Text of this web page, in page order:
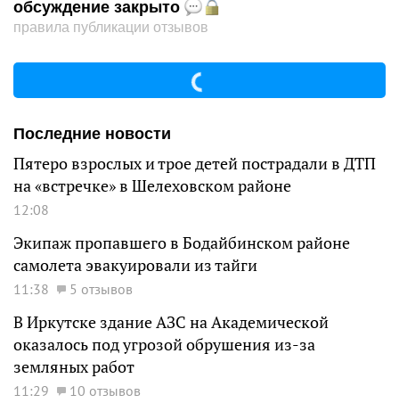
обсуждение закрыто
правила публикации отзывов
Последние новости
Пятеро взрослых и трое детей пострадали в ДТП
на «встречке» в Шелеховском районе
12:08
Экипаж пропавшего в Бодайбинском районе
самолета эвакуировали из тайги
11:38 5 отзывов
В Иркутске здание АЗС на Академической
оказалось под угрозой обрушения из-за
земляных работ
11:29 10 отзывов